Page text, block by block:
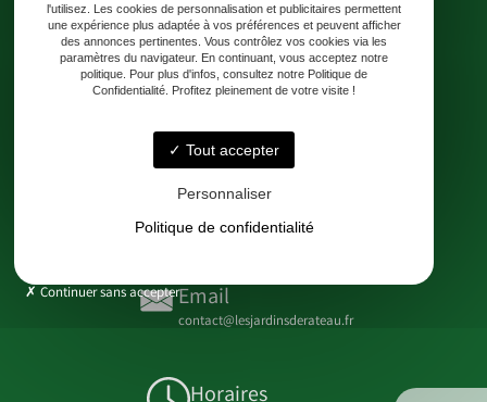
AccueilOù nous trouverLivraisonBoutiqueContact
Adresse
8 Chem. de Rateau 24230 Lamothe-Montravel
Téléphone
06 99 31 87 58
Email
contact@lesjardinsderateau.fr
Horaires
l'utilisez. Les cookies de personnalisation et publicitaires permettent
une expérience plus adaptée à vos préférences et peuvent afficher
des annonces pertinentes. Vous contrôlez vos cookies via les
paramètres du navigateur. En continuant, vous acceptez notre
politique. Pour plus d'infos, consultez notre Politique de
Confidentialité. Profitez pleinement de votre visite !
Tout accepter
Personnaliser
Politique de confidentialité
Continuer sans accepter